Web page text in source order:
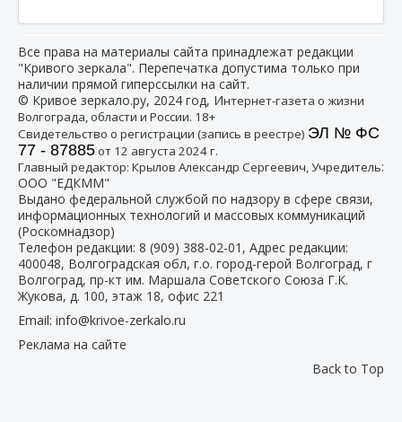
Все права на материалы сайта принадлежат редакции
"Кривого зеркала". Перепечатка допустима только при
наличии прямой гиперссылки на сайт.
© Кривое зеркало.ру, 2024 год, Интернет-газета о жизни
Волгограда, области и России. 18+
Свидетельство о регистрации (запись в реестре) ЭЛ № ФС
77 - 87885от 12 августа 2024 г.
Главный редактор: Крылов Александр Сергеевич, Учредитель:
ООО "ЕДКММ"
Выдано федеральной службой по надзору в сфере связи,
информационных технологий и массовых коммуникаций
(Роскомнадзор)
Телефон редакции: 8 (909) 388-02-01 , Адрес редакции:
400048, Волгоградская обл, г.о. город-герой Волгоград, г
Волгоград, пр-кт им. Маршала Советского Союза Г.К.
Жукова, д. 100, этаж 18, офис 221
Email: info@krivoe-zerkalo.ru
Реклама на сайте
Back to Top